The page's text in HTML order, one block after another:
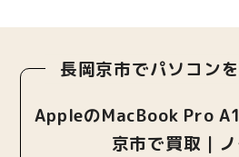
長岡京市でパソコン
AppleのMacBook Pro
京市で買取｜